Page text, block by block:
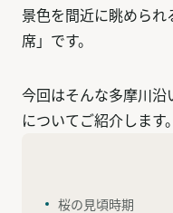
景色を間近に眺められ
席」です。
今回はそんな多摩川沿
についてご紹介します。
桜の見頃時期